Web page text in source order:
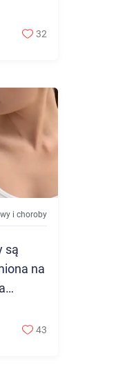
32
i choroby
są
na
43